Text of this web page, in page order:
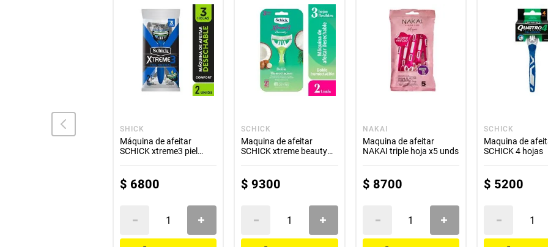
SHICK
Máquina de afeitar
SCHICK xtreme3 piel
$ 6800
SCHICK
Maquina de afeitar
SCHICK xtreme beauty
$ 9300
NAKAI
Maquina de afeitar
NAKAI triple hoja x5 unds
$ 8700
SCHICK
Maquina de
SCHICK 4 hojas
$ 5200